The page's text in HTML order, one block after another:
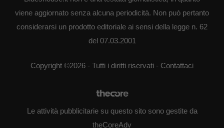
viene aggiornato senza alcuna periodicità. Non può pertanto
considerarsi un prodotto editoriale ai sensi della legge n. 62
del 07.03.2001
Copyright ©2026 - Tutti i diritti riservati - Contattaci
Le attività pubblicitarie su questo sito sono gestite da
theCoreAdv